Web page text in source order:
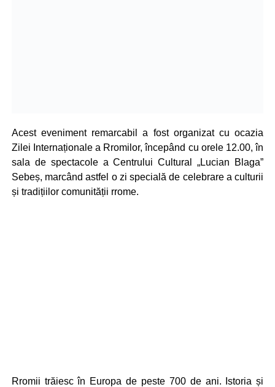
Acest eveniment remarcabil a fost organizat cu ocazia
Zilei Internaționale a Rromilor, începând cu orele 12.00, în
sala de spectacole a Centrului Cultural „Lucian Blaga”
Sebeș, marcând astfel o zi specială de celebrare a culturii
și tradițiilor comunității rrome.
Rromii trăiesc în Europa de peste 700 de ani. Istoria și